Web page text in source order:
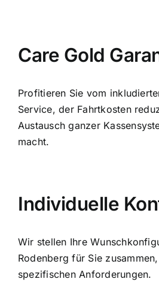
Care Gold
Profitieren Sie vom
Service, der Fahrtkosten
Austausch ganzer
macht.
Individuelle
Wir stellen Ihre
Rodenberg für Sie
spezifischen Anforderungen.